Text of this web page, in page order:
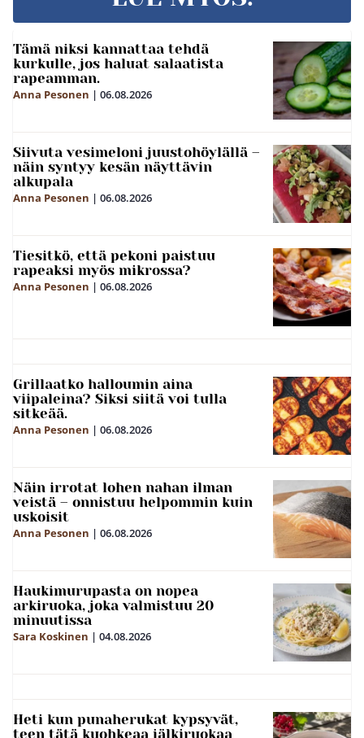
Tämä niksi kannattaa tehdä
kurkulle, jos haluat salaatista
rapeamman.
Anna Pesonen | 06.08.2026
Siivuta vesimeloni juustohöylällä –
näin syntyy kesän näyttävin
alkupala
Anna Pesonen | 06.08.2026
Tiesitkö, että pekoni paistuu
rapeaksi myös mikrossa?
Anna Pesonen | 06.08.2026
Grillaatko halloumin aina
viipaleina? Siksi siitä voi tulla
sitkeää.
Anna Pesonen | 06.08.2026
Näin irrotat lohen nahan ilman
veistä – onnistuu helpommin kuin
uskoisit
Anna Pesonen | 06.08.2026
Haukimurupasta on nopea
arkiruoka, joka valmistuu 20
minuutissa
Sara Koskinen | 04.08.2026
Heti kun punaherukat kypsyvät,
teen tätä kuohkeaa jälkiruokaa